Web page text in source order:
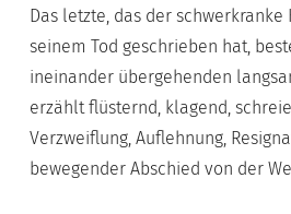
Das letzte, das der
seinem Tod geschrieben hat,
ineinander übergehenden
erzählt flüsternd, klagend,
Verzweiflung, Auflehnung,
bewegender Abschied von der